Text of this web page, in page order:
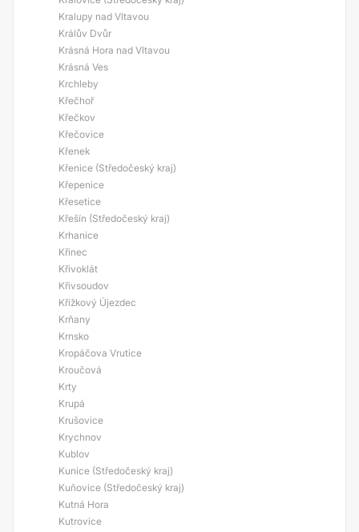
Kralupy nad Vltavou
Králův Dvůr
Krásná Hora nad Vltavou
Krásná Ves
Krchleby
Křečhoř
Křečkov
Křečovice
Křenek
Křenice (Středočeský kraj)
Křepenice
Křesetice
Křešín (Středočeský kraj)
Krhanice
Křinec
Křivoklát
Křivsoudov
Křížkový Újezdec
Krňany
Krnsko
Kropáčova Vrutice
Kroučová
Krty
Krupá
Krušovice
Krychnov
Kublov
Kunice (Středočeský kraj)
Kuňovice (Středočeský kraj)
Kutná Hora
Kutrovice